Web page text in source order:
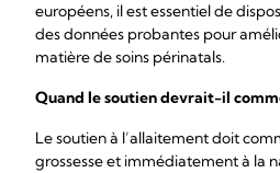
européens, il est essentiel de
des données probantes pour
matière de soins périnatals.
Quand le soutien devrait-il
Le soutien à l’allaitement doit
grossesse et immédiatement à la